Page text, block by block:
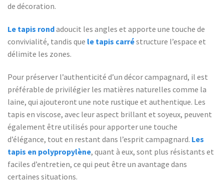
de décoration.
Le tapis rondadoucit les angles et apporte une touche de
convivialité, tandis que le tapis carréstructure l’espace et
délimite les zones.
Pour préserver l’authenticité d’un décor campagnard, il est
préférable de privilégier les matières naturelles comme la
laine, qui ajouteront une note rustique et authentique. Les
tapis en viscose, avec leur aspect brillant et soyeux, peuvent
également être utilisés pour apporter une touche
d’élégance, tout en restant dans l’esprit campagnard. Les
tapis en polypropylène, quant à eux, sont plus résistants et
faciles d’entretien, ce qui peut être un avantage dans
certaines situations.